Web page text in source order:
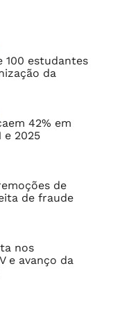
100 estudantes
da
42% em
e 2025
de
de fraude
nos
e avanço da